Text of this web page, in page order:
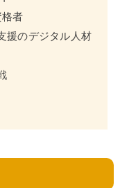
者
援のデジタル人材